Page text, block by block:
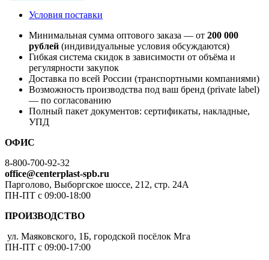
Условия поставки
Минимальная сумма оптового заказа — от 200 000
рублей (индивидуальные условия обсуждаются)
Гибкая система скидок в зависимости от объёма и
регулярности закупок
Доставка по всей России (транспортными компаниями)
Возможность производства под ваш бренд (private label)
— по согласованию
Полный пакет документов: сертификаты, накладные,
УПД
ОФИС
8-800-700-92-32
office@centerplast-spb.ru
Парголово, Выборгское шоссе, 212, стр. 24А
ПН-ПТ с 09:00-18:00
ПРОИЗВОДСТВО
ул. Маяковского, 1Б, городской посёлок Мга
ПН-ПТ с 09:00-17:00